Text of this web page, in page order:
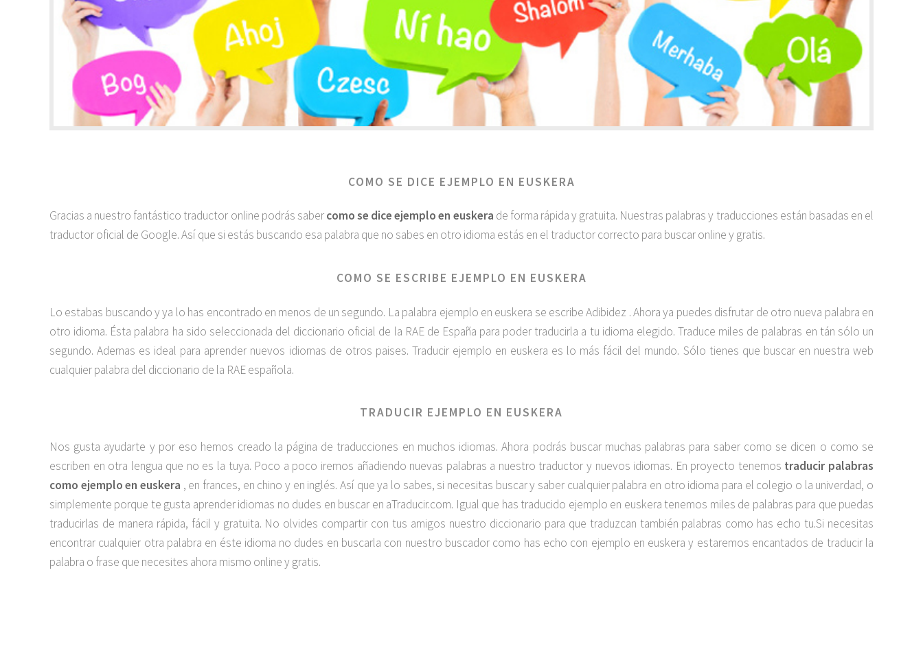
COMO SE DICE EJEMPLO EN EUSKERA
Gracias a nuestro fantástico traductor online podrás sabercomo se dice ejemplo en euskera de forma rápida y gratuita. Nuestras palabras y traducciones están basadas en el
traductor oficial de Google. Así que si estás buscando esa palabra que no sabes en otro idioma estás en el traductor correcto para buscar online y gratis.
COMO SE ESCRIBE EJEMPLO EN EUSKERA
Lo estabas buscando y ya lo has encontrado en menos de un segundo. La palabra ejemplo en euskera se escribe Adibidez . Ahora ya puedes disfrutar de otro nueva palabra en
otro idioma. Ésta palabra ha sido seleccionada del diccionario oficial de la RAE de España para poder traducirla a tu idioma elegido. Traduce miles de palabras en tán sólo un
segundo. Ademas es ideal para aprender nuevos idiomas de otros paises. Traducir ejemplo en euskera es lo más fácil del mundo. Sólo tienes que buscar en nuestra web
cualquier palabra del diccionario de la RAE española.
TRADUCIR EJEMPLO EN EUSKERA
Nos gusta ayudarte y por eso hemos creado la página de traducciones en muchos idiomas. Ahora podrás buscar muchas palabras para saber como se dicen o como se
escriben en otra lengua que no es la tuya. Poco a poco iremos añadiendo nuevas palabras a nuestro traductor y nuevos idiomas. En proyecto tenemos traducir palabras
como ejemplo en euskera , en frances, en chino y en inglés. Así que ya lo sabes, si necesitas buscar y saber cualquier palabra en otro idioma para el colegio o la univerdad, o
simplemente porque te gusta aprender idiomas no dudes en buscar en aTraducir.com. Igual que has traducido ejemplo en euskera tenemos miles de palabras para que puedas
traducirlas de manera rápida, fácil y gratuita. No olvides compartir con tus amigos nuestro diccionario para que traduzcan también palabras como has echo tu.Si necesitas
encontrar cualquier otra palabra en éste idioma no dudes en buscarla con nuestro buscador como has echo con ejemplo en euskera y estaremos encantados de traducir la
palabra o frase que necesites ahora mismo online y gratis.